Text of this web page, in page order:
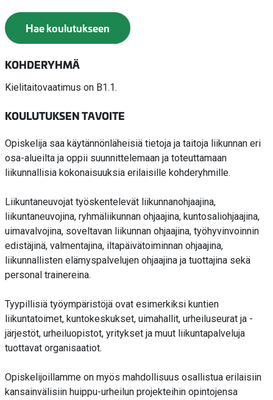
Hae koulutukseen
KOHDERYHMÄ
Kielitaitovaatimus on B1.1.
KOULUTUKSEN TAVOITE
Opiskelija saa käytännönläheisiä tietoja ja taitoja liikunnan eri
osa-alueilta ja oppii suunnittelemaan ja toteuttamaan
liikunnallisia kokonaisuuksia erilaisille kohderyhmille.
Liikuntaneuvojat työskentelevät liikunnanohjaajina,
liikuntaneuvojina, ryhmäliikunnan ohjaajina, kuntosaliohjaajina,
uimavalvojina, soveltavan liikunnan ohjaajina, työhyvinvoinnin
edistäjinä, valmentajina, iltapäivätoiminnan ohjaajina,
liikunnallisten elämyspalvelujen ohjaajina ja tuottajina sekä
personal trainereina.
Tyypillisiä työympäristöjä ovat esimerkiksi kuntien
liikuntatoimet, kuntokeskukset, uimahallit, urheiluseurat ja -
järjestöt, urheiluopistot, yritykset ja muut liikuntapalveluja
tuottavat organisaatiot.
Opiskelijoillamme on myös mahdollisuus osallistua erilaisiin
kansainvälisiin huippu-urheilun projekteihin opintojensa